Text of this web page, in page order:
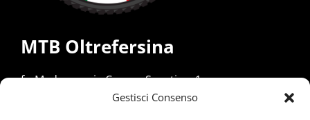
Gestisci Consenso
MTB Oltrefersina
fr. Madrano, via Campo Sportivo, 1
38057 Pergine Valsugana (TN)